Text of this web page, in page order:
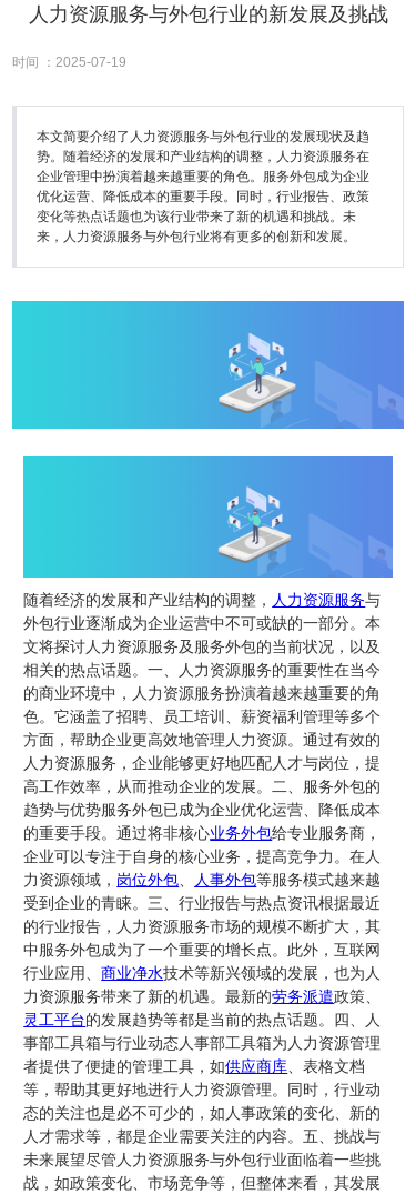
人力资源服务与外包行业的新发展及挑战
时间 ：2025-07-19
本文简要介绍了人力资源服务与外包行业的发展现状及趋
势。随着经济的发展和产业结构的调整，人力资源服务在
企业管理中扮演着越来越重要的角色。服务外包成为企业
优化运营、降低成本的重要手段。同时，行业报告、政策
变化等热点话题也为该行业带来了新的机遇和挑战。未
来，人力资源服务与外包行业将有更多的创新和发展。
随着经济的发展和产业结构的调整， 人力资源服务与
外包行业逐渐成为企业运营中不可或缺的一部分。本
文将探讨人力资源服务及服务外包的当前状况，以及
相关的热点话题。一、人力资源服务的重要性在当今
的商业环境中，人力资源服务扮演着越来越重要的角
色。它涵盖了招聘、员工培训、薪资福利管理等多个
方面，帮助企业更高效地管理人力资源。通过有效的
人力资源服务，企业能够更好地匹配人才与岗位，提
高工作效率，从而推动企业的发展。二、服务外包的
趋势与优势服务外包已成为企业优化运营、降低成本
的重要手段。通过将非核心业务外包给专业服务商，
企业可以专注于自身的核心业务，提高竞争力。在人
力资源领域， 岗位外包、 人事外包等服务模式越来越
受到企业的青睐。三、行业报告与热点资讯根据最近
的行业报告，人力资源服务市场的规模不断扩大，其
中服务外包成为了一个重要的增长点。此外，互联网
行业应用、商业净水技术等新兴领域的发展，也为人
力资源服务带来了新的机遇。最新的劳务派遣政策、
灵工平台的发展趋势等都是当前的热点话题。四、人
事部工具箱与行业动态人事部工具箱为人力资源管理
者提供了便捷的管理工具，如供应商库、表格文档
等，帮助其更好地进行人力资源管理。同时，行业动
态的关注也是必不可少的，如人事政策的变化、新的
人才需求等，都是企业需要关注的内容。五、挑战与
未来展望尽管人力资源服务与外包行业面临着一些挑
战，如政策变化、市场竞争等，但整体来看，其发展